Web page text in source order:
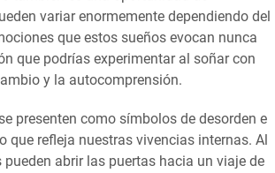
variar enormemente dependiendo del
que estos sueños evocan nunca
que podrías experimentar al soñar con
y la autocomprensión.
presenten como símbolos de desorden e
que refleja nuestras vivencias internas. Al
abrir las puertas hacia un viaje de